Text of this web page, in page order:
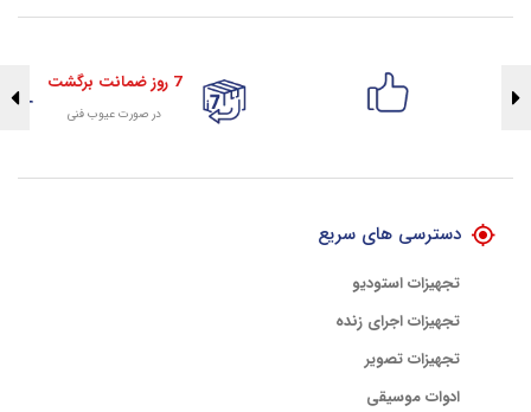
7 روز ضمانت برگشت
در صورت عیوب فنی
دسترسی های سریع
تجهیزات استودیو
تجهیزات اجرای زنده
تجهیزات تصویر
ادوات موسیقی